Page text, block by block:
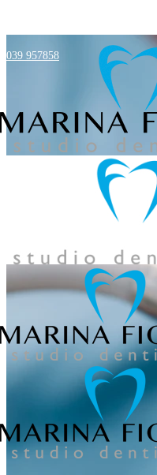
039 957858